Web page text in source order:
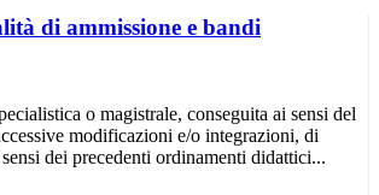
di ammissione e bandi
o magistrale, conseguita ai sensi del
modificazioni e/o integrazioni, di
dei precedenti ordinamenti didattici...